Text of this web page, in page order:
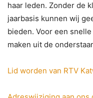
haar leden. Zonder de
jaarbasis kunnen wij
bieden. Voor een
maken uit de
Lid worden van RTV